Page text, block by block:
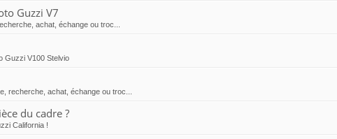
Guzzi V7
achat, échange ou troc...
Guzzi V100 Stelvio
recherche, achat, échange ou troc...
du cadre ?
California !